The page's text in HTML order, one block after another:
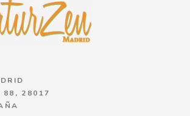
88, 28017